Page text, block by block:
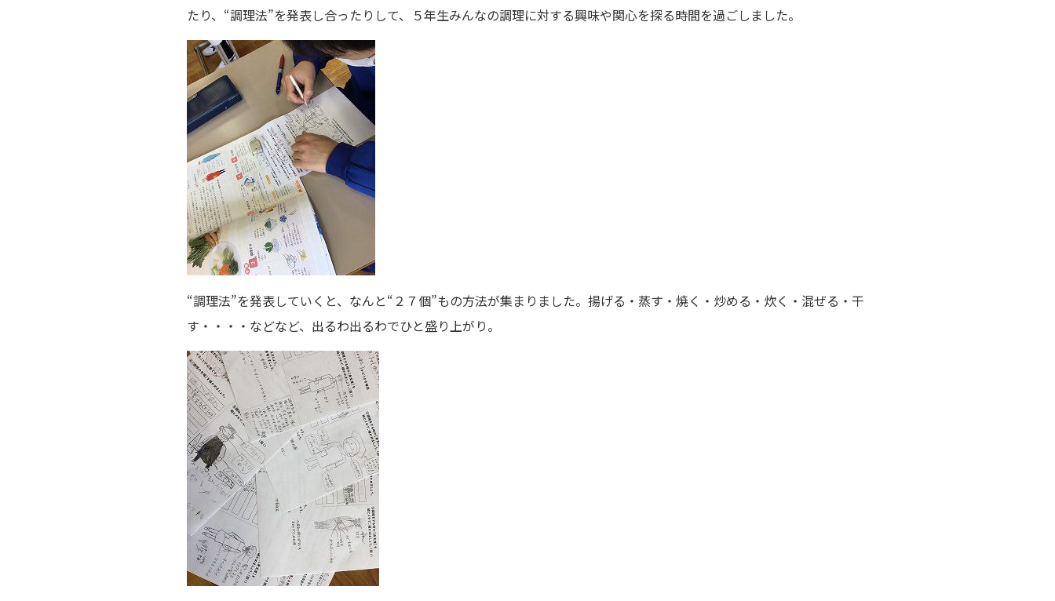
たり、“調理法”を発表し合ったりして、５年生みんなの調理に対する興味や関心を探る時間を過ごしました。
“調理法”を発表していくと、なんと“２７個”もの方法が集まりました。揚げる・蒸す・焼く・炒める・炊く・混ぜる・干
す・・・・などなど、出るわ出るわでひと盛り上がり。